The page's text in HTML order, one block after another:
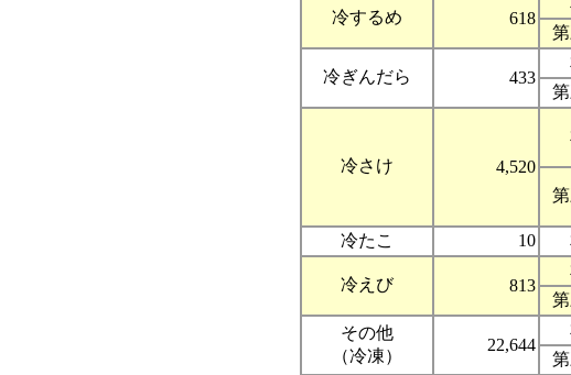
冷するめ 618
冷ぎんだら 433
冷さけ 4,520
冷たこ
10
冷えび 813
その他
（冷凍）
22,644